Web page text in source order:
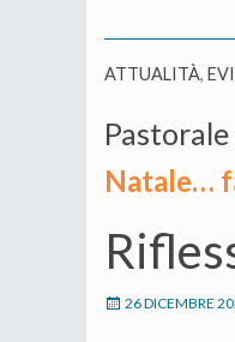
ATTUALITÀ,
Natale…
26 DICEMBRE